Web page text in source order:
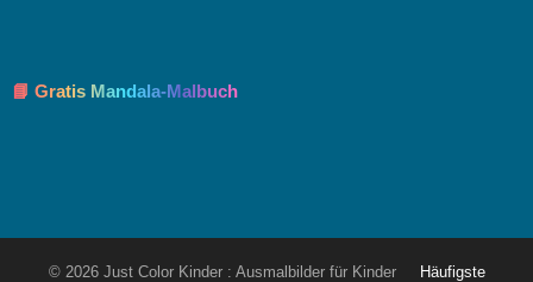
📘 Gratis Mandala-Malbuch
© 2026 Just Color Kinder : Ausmalbilder für Kinder
Häufigste